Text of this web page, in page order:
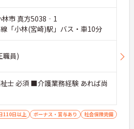
林市 真方5038‐1
「小林(宮崎)駅」バス・車10分
職員)
士 必須 ■介護業務経験 あれば尚
110日以上 ボーナス・賞与あり
社会保険完備